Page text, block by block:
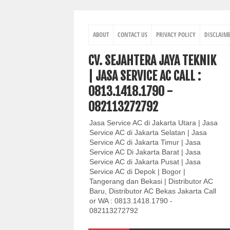
ABOUT CONTACT US PRIVACY POLICY
CV. SEJAHTERA JAYA TEKNIK
| JASA SERVICE AC CALL :
0813.1418.1790 -
082113272792
Jasa Service AC di Jakarta Utara | Jasa
Service AC di Jakarta Selatan | Jasa
Service AC di Jakarta Timur | Jasa
Service AC Di Jakarta Barat | Jasa
Service AC di Jakarta Pusat | Jasa
Service AC di Depok | Bogor |
Tangerang dan Bekasi | Distributor AC
Baru, Distributor AC Bekas Jakarta Call
or WA : 0813.1418.1790 -
082113272792